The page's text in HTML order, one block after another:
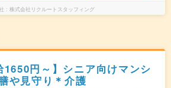
株式会社リクルートスタッフィング
1650円～】シニア向けマンシ
や見守り＊介護